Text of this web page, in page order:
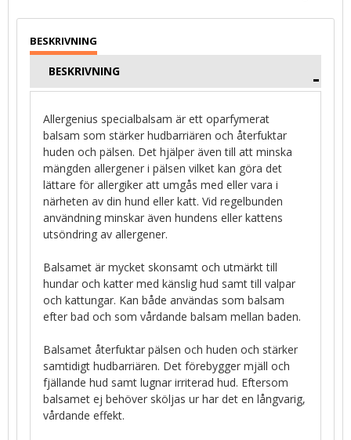
BESKRIVNING
Allergenius specialbalsam är ett oparfymerat
balsam som stärker hudbarriären och återfuktar
huden och pälsen. Det hjälper även till att minska
mängden allergener i pälsen vilket kan göra det
lättare för allergiker att umgås med eller vara i
närheten av din hund eller katt. Vid regelbunden
användning minskar även hundens eller kattens
utsöndring av allergener.
Balsamet är mycket skonsamt och utmärkt till
hundar och katter med känslig hud samt till valpar
och kattungar. Kan både användas som balsam
efter bad och som vårdande balsam mellan baden.
Balsamet återfuktar pälsen och huden och stärker
samtidigt hudbarriären. Det förebygger mjäll och
fjällande hud samt lugnar irriterad hud. Eftersom
balsamet ej behöver sköljas ur har det en långvarig,
vårdande effekt.